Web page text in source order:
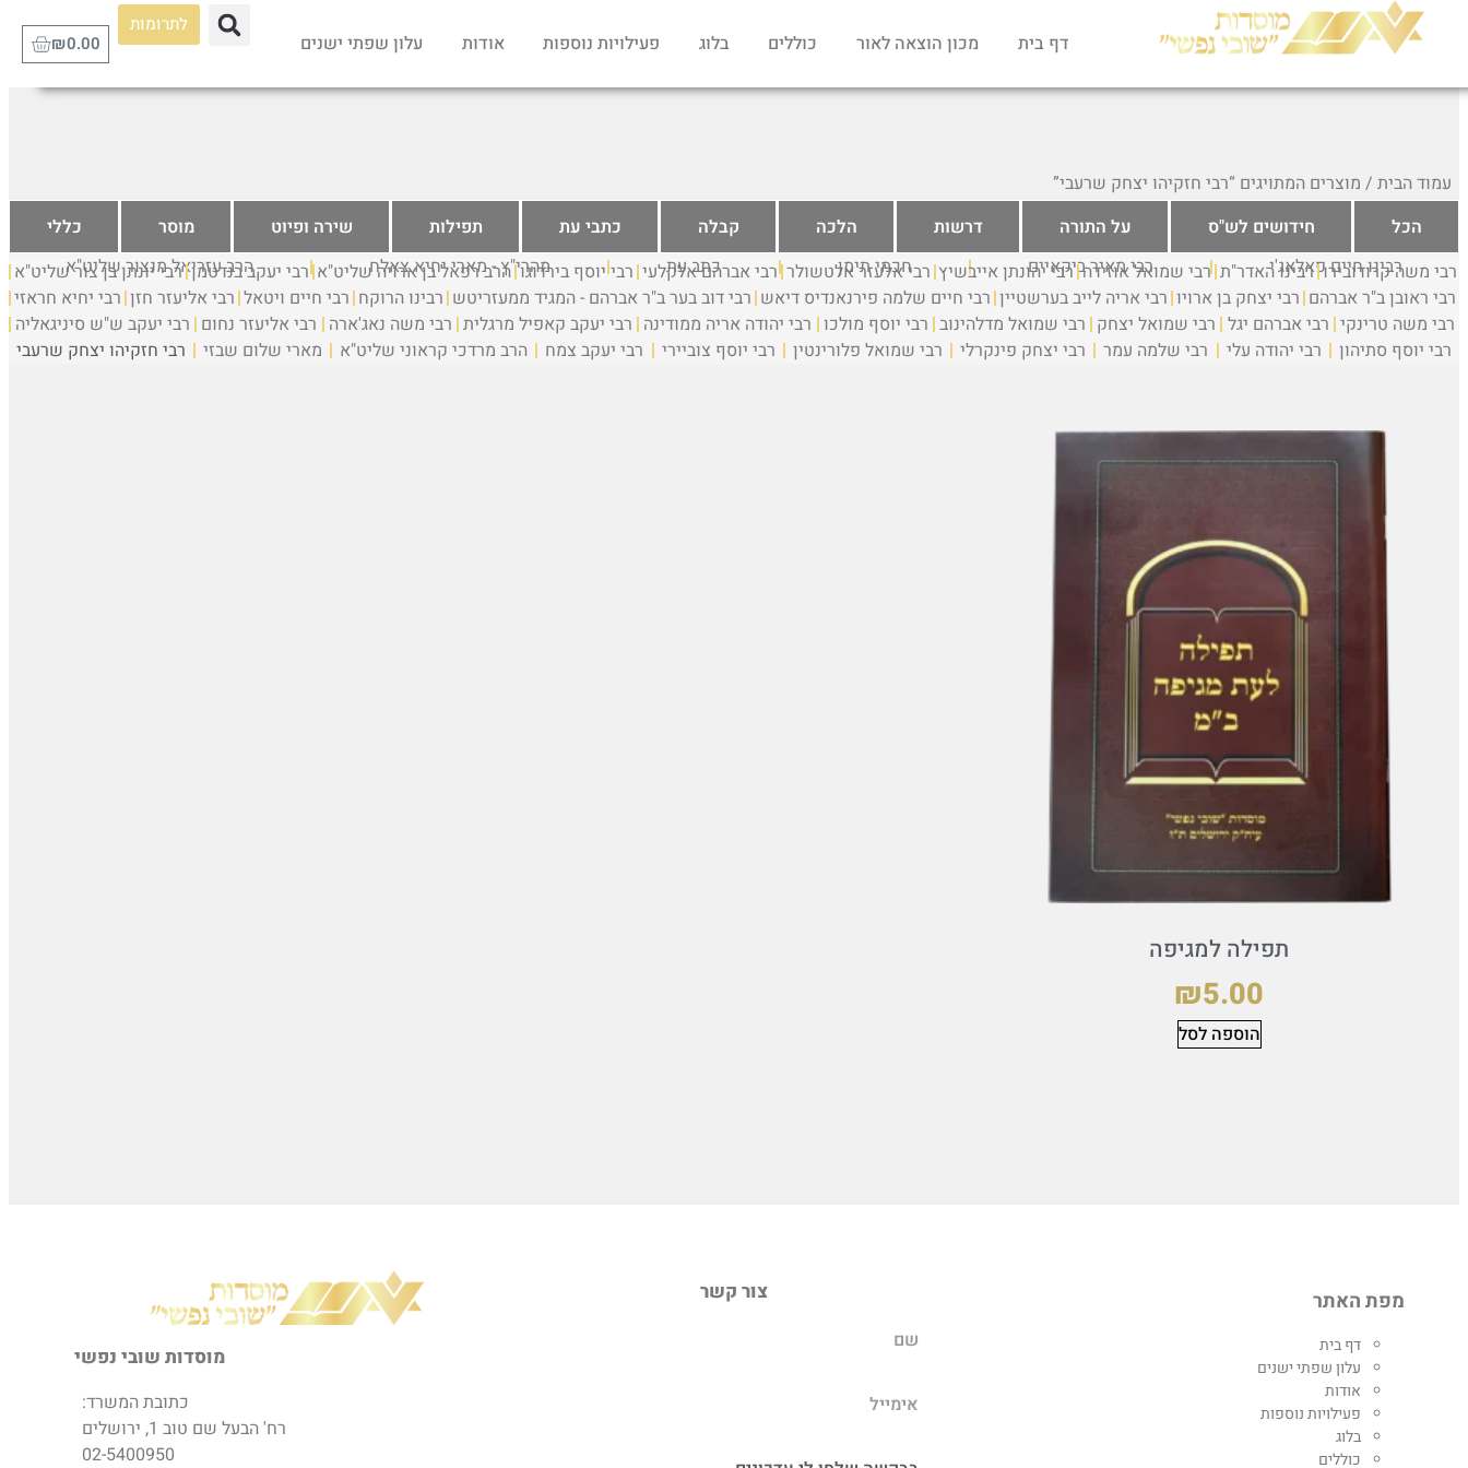
₪0.00 דף בית מכון הוצאה לאור כוללים בלוג פעילויות נוספות אודות עלון שפתי ישנים
לתרומות
עמוד הבית / מוצרים המתויגים “רבי חזקיהו יצחק שרעבי”
הכל
חידושים לש"ס על התורה דרשות הלכה קבלה כתבי עת תפילות שירה ופיוט מוסר
כללי
רבינו חיים פאלאג'י
רבי מאיר ביקאיים חכמי תימן כתב עת מהרי"ץ - מארי יחיא צאלח הרב עזריאל מנצור שליט"א רבי משה קרודובירו רבינו האדר"ת רבי שמואל אוזידה רבי יהונתן אייבשיץ רבי אלעזר אלטשולר רבי אברהם אלקלעי רבי יוסף בירדוגו הרב רפאל בן ארויה שליט"א רבי יעקב בנדטמן רבי יונתן בן צור שליט"א
רבי ראובן ב"ר אברהם רבי יצחק בן ארויו רבי אריה לייב בערשטיין רבי חיים שלמה פירנאנדיס דיאש רבי דוב בער ב"ר אברהם - המגיד ממעזריטש רבינו הרוקח רבי חיים ויטאל רבי אליעזר חזן רבי יחיא חראזי
רבי משה טרינקי רבי אברהם יגל רבי שמואל יצחק רבי שמואל מדלהינוב רבי יוסף מולכו רבי יהודה אריה ממודינה רבי יעקב קאפיל מרגלית רבי משה נאג'ארה רבי אליעזר נחום רבי יעקב ש"ש סיניגאליה
רבי יוסף סתיהון
רבי יהודה עלי רבי שלמה עמר רבי יצחק פינקרלי רבי שמואל פלורינטין רבי יוסף צוביירי רבי יעקב צמח הרב מרדכי קראוני שליט"א מארי שלום שבזי רבי חזקיהו יצחק שרעבי
תפילה למגיפה
₪5.00
הוספה לסל
מפת האתר
דף בית
עלון שפתי ישנים
אודות
פעילויות נוספות
בלוג
כוללים
צור קשר
מוסדות שובי נפשי
כתובת המשרד:
רח' הבעל שם טוב 1, ירושלים
02-5400950